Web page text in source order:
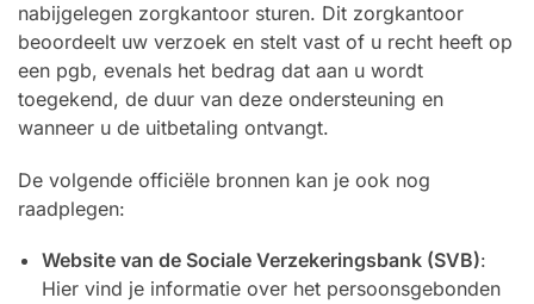
nabijgelegen zorgkantoor sturen. Dit zorgkantoor
beoordeelt uw verzoek en stelt vast of u recht heeft op
een pgb, evenals het bedrag dat aan u wordt
toegekend, de duur van deze ondersteuning en
wanneer u de uitbetaling ontvangt.
De volgende officiële bronnen kan je ook nog
raadplegen:
Website van de Sociale Verzekeringsbank (SVB):
Hier vind je informatie over het persoonsgebonden